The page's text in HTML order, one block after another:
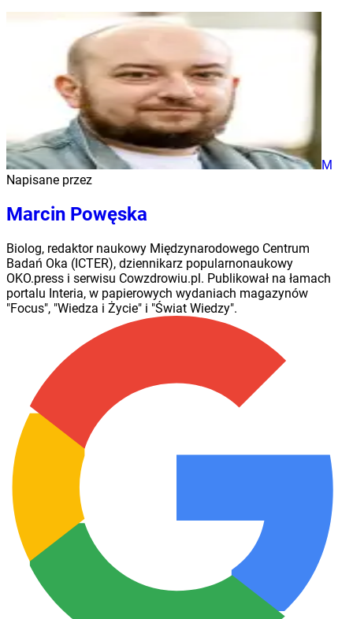
M
Napisane przez
Marcin Powęska
Biolog, redaktor naukowy Międzynarodowego Centrum
Badań Oka (ICTER), dziennikarz popularnonaukowy
OKO.press i serwisu Cowzdrowiu.pl. Publikował na łamach
portalu Interia, w papierowych wydaniach magazynów
"Focus", "Wiedza i Życie" i "Świat Wiedzy".